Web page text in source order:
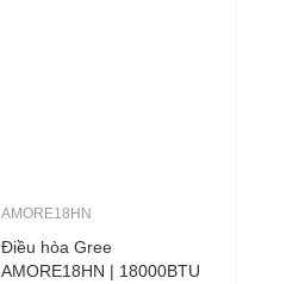
AMORE18HN
Điều hòa Gree
AMORE18HN | 18000BTU